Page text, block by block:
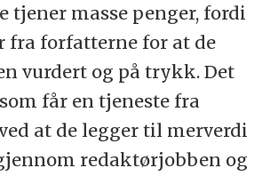
tjener masse penger, fordi
fra forfatterne for at de
vurdert og på trykk. Det
får en tjeneste fra
at de legger til merverdi
redaktørjobben og